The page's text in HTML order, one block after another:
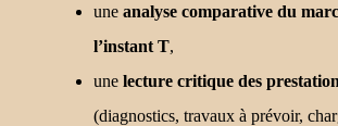
une analyse comparative du
l’instant T,
une lecture critique des
(diagnostics, travaux à prévoir,